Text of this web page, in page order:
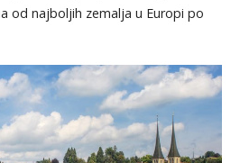
od najboljih zemalja u Europi po